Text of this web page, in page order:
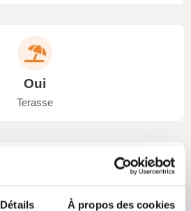
Détails À propos des cookies
Oui
Terasse
Oui